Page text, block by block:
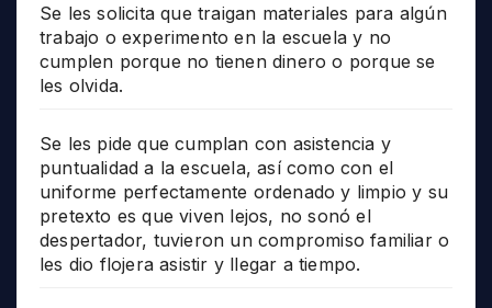
Se les solicita que traigan materiales para algún
trabajo o experimento en la escuela y no
cumplen porque no tienen dinero o porque se
les olvida.
Se les pide que cumplan con asistencia y
puntualidad a la escuela, así como con el
uniforme perfectamente ordenado y limpio y su
pretexto es que viven lejos, no sonó el
despertador, tuvieron un compromiso familiar o
les dio flojera asistir y llegar a tiempo.